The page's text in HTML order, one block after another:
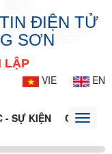
ĐIỆN TỬ
SƠN
LẬP
VIE
EN
- SỰ KIỆN CỔNGToggle